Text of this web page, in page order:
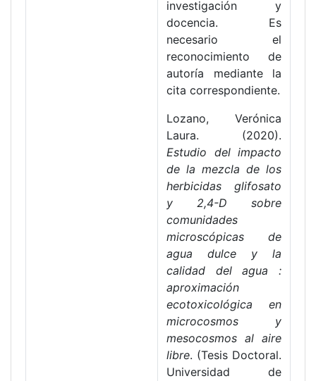
investigación y
docencia. Es
necesario el
reconocimiento de
autoría mediante la
cita correspondiente.
Lozano, Verónica
Laura. (2020).
Estudio del impacto
de la mezcla de los
herbicidas glifosato
y 2,4-D sobre
comunidades
microscópicas de
agua dulce y la
calidad del agua :
aproximación
ecotoxicológica en
microcosmos y
mesocosmos al aire
libre. (Tesis Doctoral.
Universidad de